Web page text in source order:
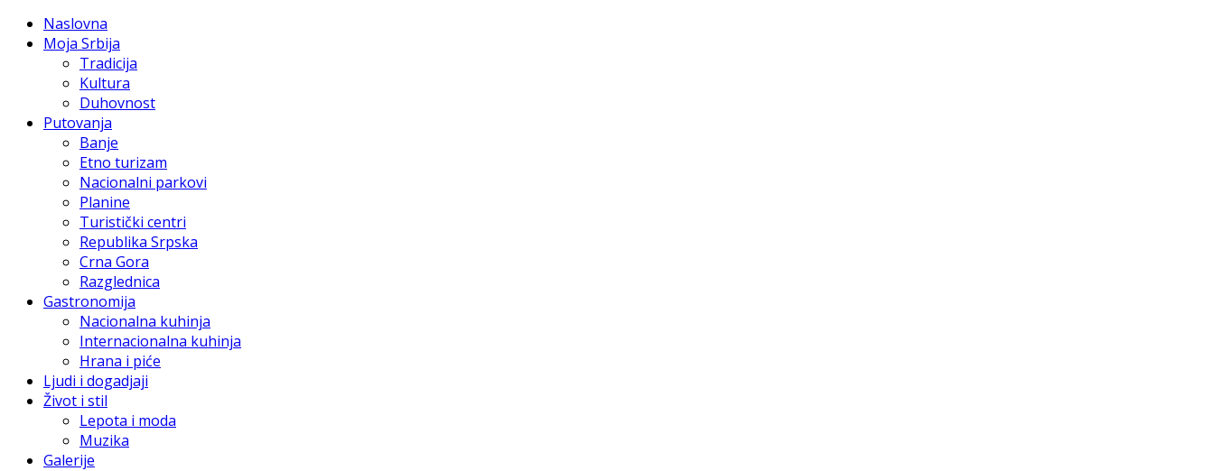
Naslovna
Moja Srbija
Tradicija
Kultura
Duhovnost
Putovanja
Banje
Etno turizam
Nacionalni parkovi
Planine
Turistički centri
Republika Srpska
Crna Gora
Razglednica
Gastronomija
Nacionalna kuhinja
Internacionalna kuhinja
Hrana i piće
Ljudi i dogadjaji
Život i stil
Lepota i moda
Muzika
Galerije